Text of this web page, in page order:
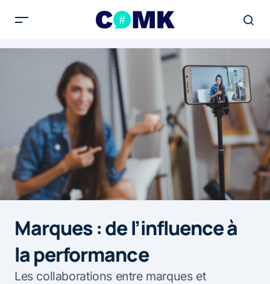
Marques : de l’influence à
la performance
Les collaborations entre marques et